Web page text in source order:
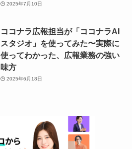
2025年7月10日
ココナラ広報担当が「ココナラAI
スタジオ」を使ってみた〜実際に
使ってわかった、広報業務の強い
味方
2025年6月18日